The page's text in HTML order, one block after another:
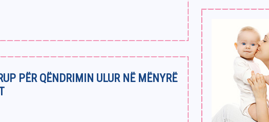
PËR QËNDRIMIN ULUR NË MËNYRË